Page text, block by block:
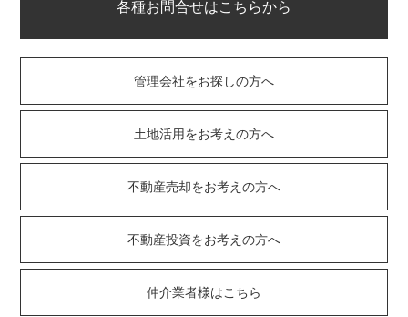
各種お問合せはこちらから
管理会社をお探しの方へ
土地活用をお考えの方へ
不動産売却をお考えの方へ
不動産投資をお考えの方へ
仲介業者様はこちら